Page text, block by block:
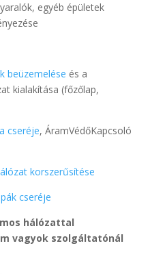
egyéb épületek
beüzemelése és a
kialakítása (főzőlap,
cseréje, ÁramVédőKapcsoló
korszerűsítése
cseréje
hálózattal
vagyok szolgáltatónál